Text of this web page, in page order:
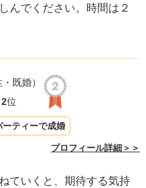
んでください。時間は２
既婚）
2位
ーティーで成婚
プロフィール詳細＞＞
ていくと、期待する気持